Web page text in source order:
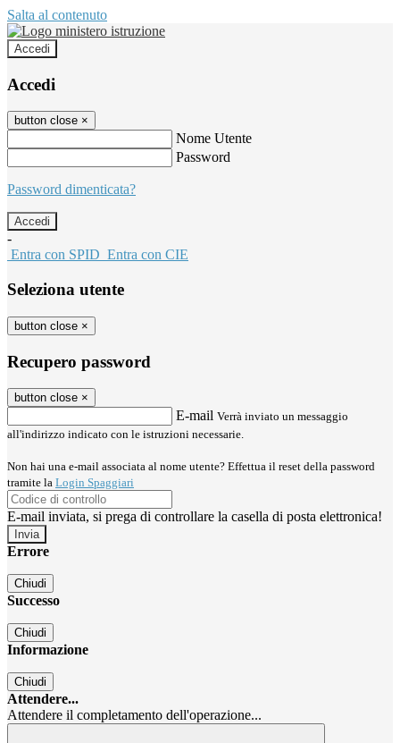
Salta al contenuto
Accedi
Accedi
button close ×
Nome Utente
Password
Password dimenticata?
-
Entra con SPID Entra con CIE
Seleziona utente
button close ×
Recupero password
button close ×
E-mail Verrà inviato un messaggio
all'indirizzo indicato con le istruzioni necessarie.
Non hai una e-mail associata al nome utente? Effettua il reset della password
tramite la Login Spaggiari
E-mail inviata, si prega di controllare la casella di posta elettronica!
Errore
Chiudi
Successo
Chiudi
Informazione
Chiudi
Attendere...
Attendere il completamento dell'operazione...